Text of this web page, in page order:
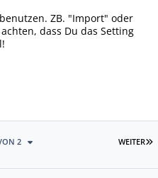
ZB. "Import" oder
dass Du das Setting
WEITER
2